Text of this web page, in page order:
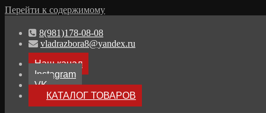
Перейти к содержимому
8(981)178-08-08
vladrazbora8@yandex.ru
Наш канал
Instagram
VK
КАТАЛОГ ТОВАРОВ